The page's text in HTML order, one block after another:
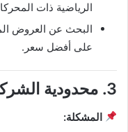
الرياضية ذات
البحث عن العروض
على أفضل سعر.
3. محدودية الشركات التي توفر التأمين
المشكلة: